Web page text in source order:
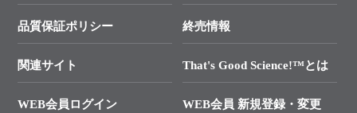
タカラバイオ発表文献
SMARTer NGSポータルサイト
プライマー設計
制限酵素切断サイトの検索
├ 実験コンシェルジュ
├ 受託サービスお問い合わせ
└ カスタム製造お問い合わせ
品質保証ポリシー 終売情報
関連サイト That's Good Science!™とは
WEB会員ログイン WEB会員 新規登録・変更